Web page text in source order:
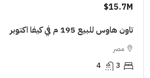
15.7M$
تاون هاوس للبيع 195 م في كيفا اكتوبر
مصر
3
4